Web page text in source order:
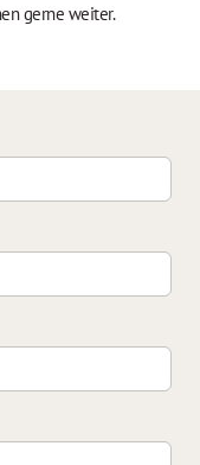
gerne weiter.